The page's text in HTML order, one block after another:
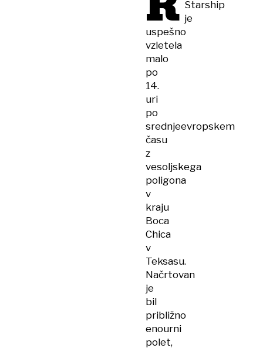
Starship
je
uspešno
vzletela
malo
po
14.
uri
po
srednjeevropskem
času
z
vesoljskega
poligona
v
kraju
Boca
Chica
v
Teksasu.
Načrtovan
je
bil
približno
enourni
polet,